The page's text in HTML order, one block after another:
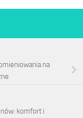
na
komfort i